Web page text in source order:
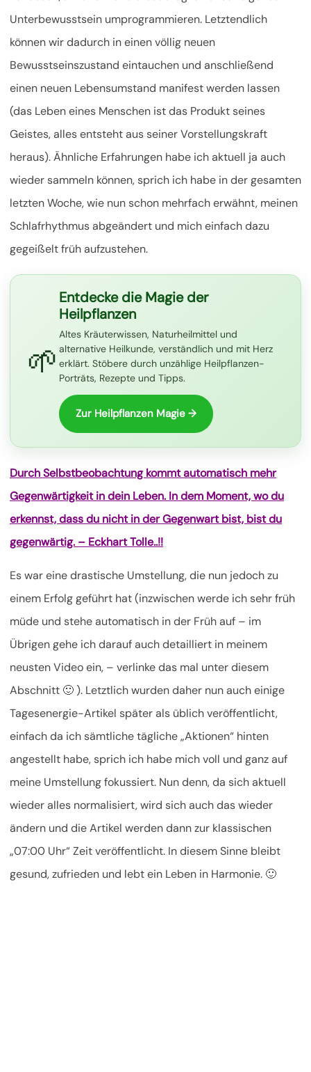
Unterbewusstsein umprogrammieren. Letztendlich
können wir dadurch in einen völlig neuen
Bewusstseinszustand eintauchen und anschließend
einen neuen Lebensumstand manifest werden lassen
(das Leben eines Menschen ist das Produkt seines
Geistes, alles entsteht aus seiner Vorstellungskraft
heraus). Ähnliche Erfahrungen habe ich aktuell ja auch
wieder sammeln können, sprich ich habe in der gesamten
letzten Woche, wie nun schon mehrfach erwähnt, meinen
Schlafrhythmus abgeändert und mich einfach dazu
gegeißelt früh aufzustehen.
🌱
Entdecke die Magie der
Heilpflanzen
Altes Kräuterwissen, Naturheilmittel und
alternative Heilkunde, verständlich und mit Herz
erklärt. Stöbere durch unzählige Heilpflanzen-
Porträts, Rezepte und Tipps.
Zur Heilpflanzen Magie →
Durch Selbstbeobachtung kommt automatisch mehr
Gegenwärtigkeit in dein Leben. In dem Moment, wo du
erkennst, dass du nicht in der Gegenwart bist, bist du
gegenwärtig. – Eckhart Tolle..!!
Es war eine drastische Umstellung, die nun jedoch zu
einem Erfolg geführt hat (inzwischen werde ich sehr früh
müde und stehe automatisch in der Früh auf – im
Übrigen gehe ich darauf auch detailliert in meinem
neusten Video ein, – verlinke das mal unter diesem
Abschnitt 🙂 ). Letztlich wurden daher nun auch einige
Tagesenergie-Artikel später als üblich veröffentlicht,
einfach da ich sämtliche tägliche „Aktionen“ hinten
angestellt habe, sprich ich habe mich voll und ganz auf
meine Umstellung fokussiert. Nun denn, da sich aktuell
wieder alles normalisiert, wird sich auch das wieder
ändern und die Artikel werden dann zur klassischen
„07:00 Uhr“ Zeit veröffentlicht. In diesem Sinne bleibt
gesund, zufrieden und lebt ein Leben in Harmonie. 🙂